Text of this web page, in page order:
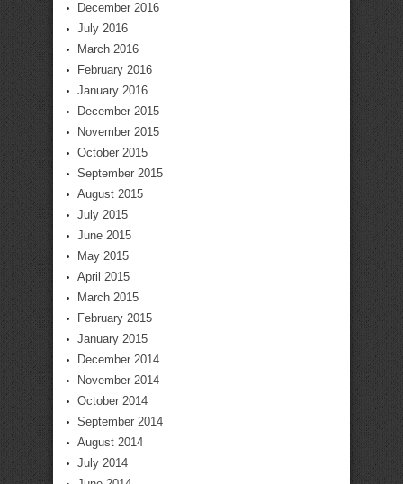
December 2016
July 2016
March 2016
February 2016
January 2016
December 2015
November 2015
October 2015
September 2015
August 2015
July 2015
June 2015
May 2015
April 2015
March 2015
February 2015
January 2015
December 2014
November 2014
October 2014
September 2014
August 2014
July 2014